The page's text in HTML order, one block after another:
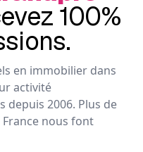
100%
en immobilier dans
activité
depuis 2006. Plus de
nous font